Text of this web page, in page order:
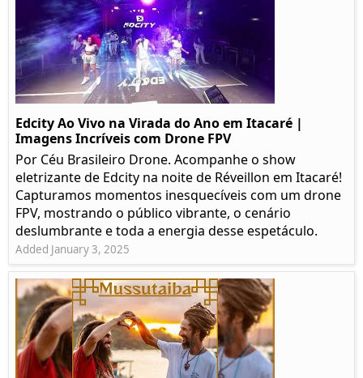
Edcity Ao Vivo na Virada do Ano em Itacaré |
Imagens Incríveis com Drone FPV
Por Céu Brasileiro Drone. Acompanhe o show
eletrizante de Edcity na noite de Réveillon em Itacaré!
Capturamos momentos inesquecíveis com um drone
FPV, mostrando o público vibrante, o cenário
deslumbrante e toda a energia desse espetáculo.
Added January 3, 2025